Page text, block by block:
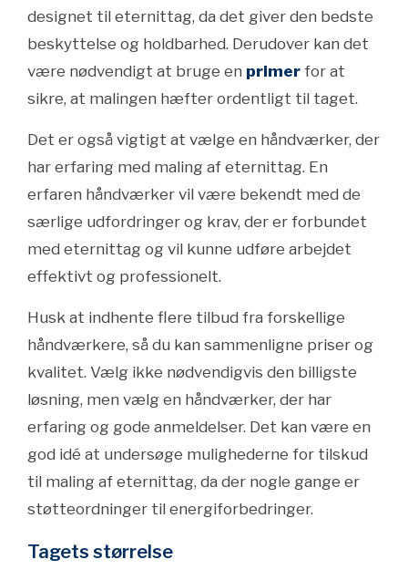
designet til eternittag, da det giver den bedste
beskyttelse og holdbarhed. Derudover kan det
være nødvendigt at bruge en primer for at
sikre, at malingen hæfter ordentligt til taget.
Det er også vigtigt at vælge en håndværker, der
har erfaring med maling af eternittag. En
erfaren håndværker vil være bekendt med de
særlige udfordringer og krav, der er forbundet
med eternittag og vil kunne udføre arbejdet
effektivt og professionelt.
Husk at indhente flere tilbud fra forskellige
håndværkere, så du kan sammenligne priser og
kvalitet. Vælg ikke nødvendigvis den billigste
løsning, men vælg en håndværker, der har
erfaring og gode anmeldelser. Det kan være en
god idé at undersøge mulighederne for tilskud
til maling af eternittag, da der nogle gange er
støtteordninger til energiforbedringer.
Tagets størrelse